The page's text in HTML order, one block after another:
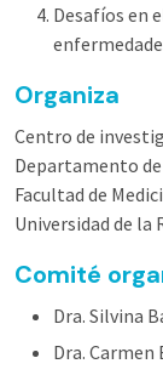
Desafíos en
Organiza
Centro de
Departamento
Facultad de
Universidad de la
Comité
Dra. Silvina
Dra.